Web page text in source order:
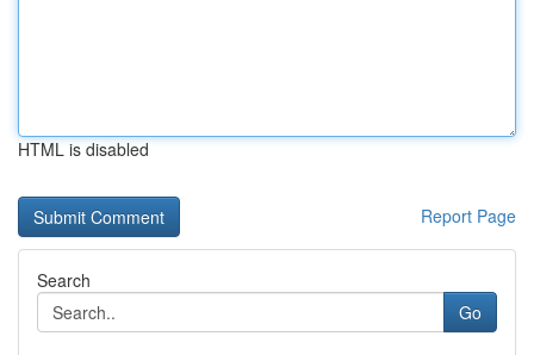
HTML is disabled
Report Page
Search
Go